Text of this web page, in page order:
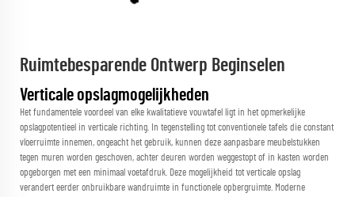
Ruimtebesparende Ontwerp Beginselen
Verticale opslagmogelijkheden
Het fundamentele voordeel van elke kwalitatieve vouwtafel ligt in het opmerkelijke
opslagpotentieel in verticale richting. In tegenstelling tot conventionele tafels die constant
vloerruimte innemen, ongeacht het gebruik, kunnen deze aanpasbare meubelstukken
tegen muren worden geschoven, achter deuren worden weggestopt of in kasten worden
opgeborgen met een minimaal voetafdruk. Deze mogelijkheid tot verticale opslag
verandert eerder onbruikbare wandruimte in functionele opbergruimte. Moderne